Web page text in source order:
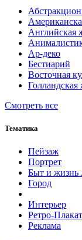
Английская
Ар-деко
Бестиарий
Восточная
Смотреть все
Тематика
Пейзаж
Портрет
Быт и жизнь
Город
Интерьер
Ретро-Плакат
Реклама